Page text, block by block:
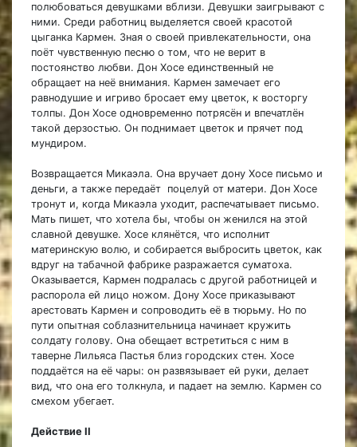
полюбоваться девушками вблизи. Девушки заигрывают с
ними. Среди работниц выделяется своей красотой
цыганка Кармен. Зная о своей привлекательности, она
поёт чувственную песню о том, что не верит в
постоянство любви. Дон Хосе единственный не
обращает на неё внимания. Кармен замечает его
равнодушие и игриво бросает ему цветок, к восторгу
толпы. Дон Хосе одновременно потрясён и впечатлён
такой дерзостью. Он поднимает цветок и прячет под
мундиром.
Возвращается Микаэла. Она вручает дону Хосе письмо и
деньги, а также передаёт поцелуй от матери. Дон Хосе
тронут и, когда Микаэла уходит, распечатывает письмо.
Мать пишет, что хотела бы, чтобы он женился на этой
славной девушке. Хосе клянётся, что исполнит
материнскую волю, и собирается выбросить цветок, как
вдруг на табачной фабрике разражается суматоха.
Оказывается, Кармен подралась с другой работницей и
распорола ей лицо ножом. Дону Хосе приказывают
арестовать Кармен и сопроводить её в тюрьму. Но по
пути опытная соблазнительница начинает кружить
солдату голову. Она обещает встретиться с ним в
таверне Лильяса Пастья близ городских стен. Хосе
поддаётся на её чары: он развязывает ей руки, делает
вид, что она его толкнула, и падает на землю. Кармен со
смехом убегает.
Действие II